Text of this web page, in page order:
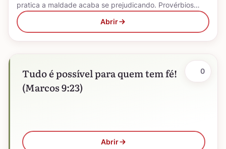
pratica a maldade acaba se prejudicando. Provérbios…
Abrir
Tudo é possível para quem tem fé!
(Marcos 9:23)
Abrir
0